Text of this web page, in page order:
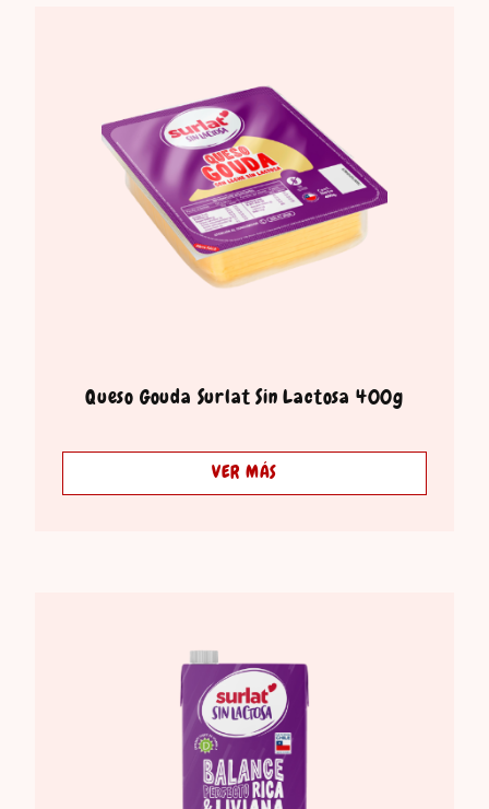
Queso Gouda Surlat Sin Lactosa 400g
VER MÁS